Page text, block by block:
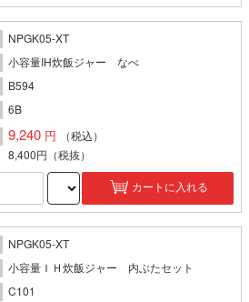
NPGK05-XT
小容量IH炊飯ジャー なべ
B594
6B
9,240
（税込）
8,400円 （税抜）
カートに入れる
NPGK05-XT
小容量ＩＨ炊飯ジャー 内ぶたセット
C101